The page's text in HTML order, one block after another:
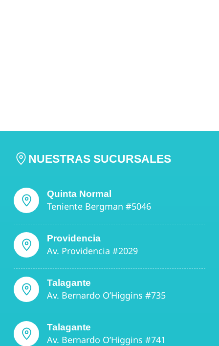
NUESTRAS SUCURSALES
Quinta Normal
Teniente Bergman #5046
Providencia
Av. Providencia #2029
Talagante
Av. Bernardo O’Higgins #735
Talagante
Av. Bernardo O’Higgins #741